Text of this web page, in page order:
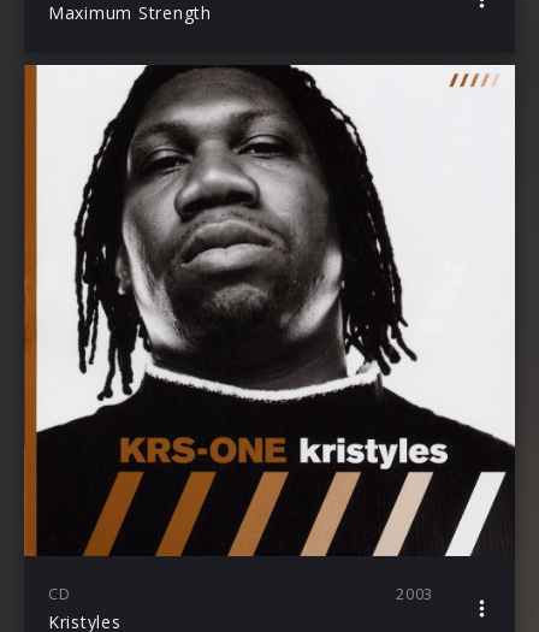
Maximum Strength
CD 2003
Kristyles